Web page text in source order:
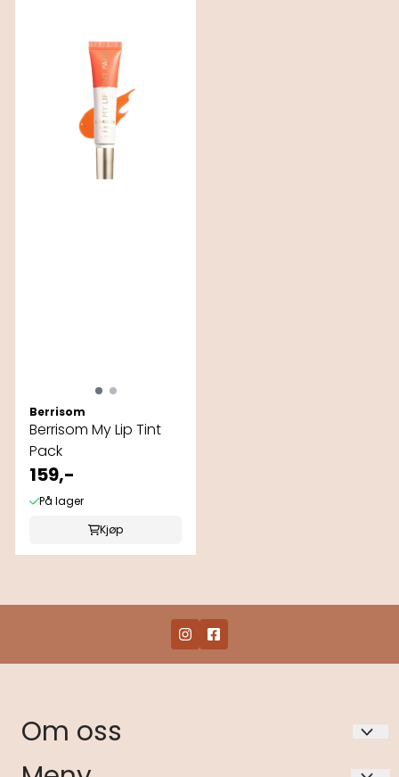
Berrisom
Berrisom My Lip Tint
Pack
159,-
På lager
Kjøp
Om oss
Krukka AS